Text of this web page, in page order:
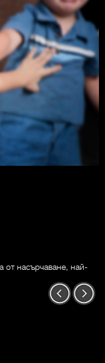
от насърчаване, най-